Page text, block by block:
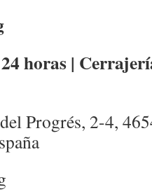
horas |
Progrés, 2-4,